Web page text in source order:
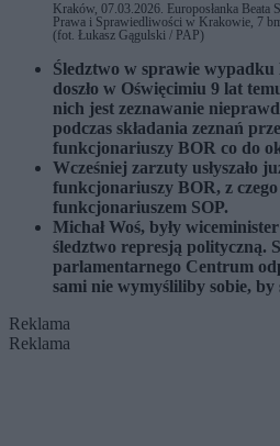
Kraków, 07.03.2026. Europosłanka Beata
Prawa i Sprawiedliwości w Krakowie, 7
(fot. Łukasz Gągulski / PAP)
Śledztwo w sprawie wypadku
doszło w Oświęcimiu 9 lat
nich jest zeznawanie
podczas składania zeznań
funkcjonariuszy BOR co do
Wcześniej zarzuty usłyszało
funkcjonariuszy BOR, z
funkcjonariuszem SOP.
Michał Woś, były
śledztwo represją polityczną.
parlamentarnego Centrum
sami nie wymyśliliby sobie,
Reklama
Reklama